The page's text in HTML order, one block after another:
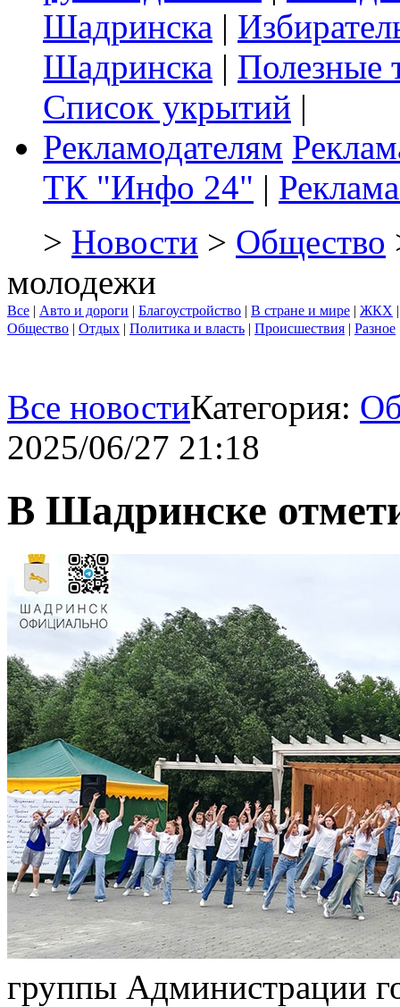
Шадринска |
Шадринска | Полезные
Список укрытий |
Рекламодателям
ТК "Инфо 24" |
> Новости > Общество
молодежи
Все | Авто и дороги | Благоустройство | В стране и мире | ЖКХ
Общество | Отдых | Политика и власть | Происшествия | Разное
Все новостиКатегория:
2025/06/27 21:18
В Шадринске
группы Администрации